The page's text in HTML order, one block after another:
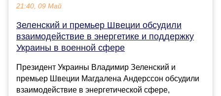
21:40, 09 Май
Зеленский и премьер Швеции обсудили
взаимодействие в энергетике и поддержку
Украины в военной сфере
Президент Украины Владимир Зеленский и
премьер Швеции Магдалена Андерссон обсудили
взаимодействие в энергетической сфере,